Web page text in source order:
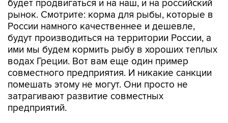
будет продвигаться и на наш, и на российский
рынок. Смотрите: корма для рыбы, которые в
России намного качественнее и дешевле,
будут производиться на территории России, а
ими мы будем кормить рыбу в хороших теплых
водах Греции. Вот вам еще один пример
совместного предприятия. И никакие санкции
помешать этому не могут. Они просто не
затрагивают развитие совместных
предприятий.